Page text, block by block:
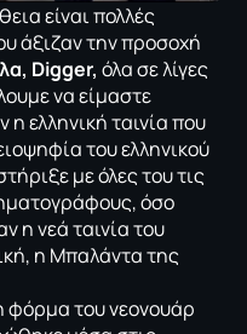
είναι πολλές
άξιζαν την προσοχή
Digger, όλα σε λίγες
να είμαστε
η ελληνική ταινία που
του ελληνικού
με όλες του τις
όσο
η νεά ταινία του
η Μπαλάντα της
φόρμα του νεονουάρ